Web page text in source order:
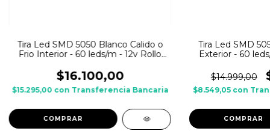
Tira Led SMD 5050 Blanco Calido o
Frio Interior - 60 leds/m - 12v Rollo
$16.100,00
$15.295,00 con Transferencia Bancaria
COMPRAR
Tira Led SMD
Exterior - 60
$14.999,00
$8.549,05 con